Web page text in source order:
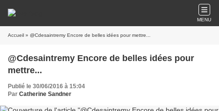
MENU
Accueil » @Cdesaintremy Encore de belles idées pour mettre...
@Cdesaintremy Encore de belles idées pour
mettre...
Publié le 30/06/2016 à 15:04
Par Catherine Sandner